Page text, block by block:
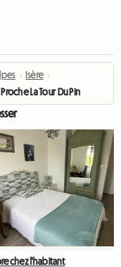
› Isère ›
La Tour Du Pin
chez l'habitant